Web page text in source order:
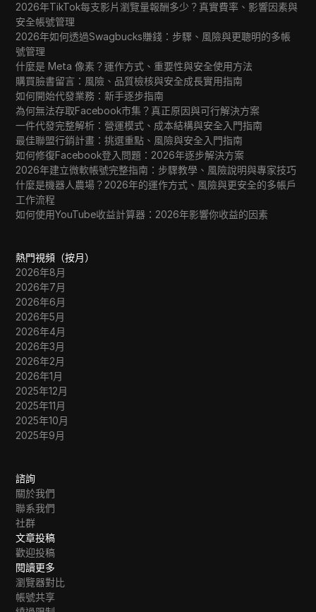
Wish
Yahoo Gemini
YouTube
YouTube Premium
Zalando
Zelle
2026年TikTok每支影片瀏覽量報酬多少？真實費率、影響因素與
安全帳號管理
2026年如何透過Swagbucks賺錢：步驟、風險與更聰明的多帳
號管理
什麼是 Meta 像素？運作方式、重要性與安全使用方法
購買臉書留言：風險、品質檢核與安全成長實用指南
如何開始代發業務：新手逐步指南
為何無法存取Facebook市集？真正原因與可行解決方案
一件代發完整解析：營運模式、成本結構與安全入門指南
最佳聯盟行銷計畫：挑選重點、風險與安全入門指南
如何修復Facebook登入問題：2026年逐步解決方案
2026年建立微軟帳號完整指南：步驟教學、風險說明與專家技巧
什麼是機器人農場？2026年的運作方式、風險與更安全的多帳戶
工作流程
如何使用YouTube收益計算器：2026年影響你收益的因素
熱門視頻（按月）
2026年8月
2026年7月
2026年6月
2026年5月
2026年4月
2026年3月
2026年2月
2026年1月
2025年12月
2025年11月
2025年10月
2025年9月
諮詢
關於我們
聯系我們
社群
文章投稿
歡迎投稿
閱讀更多
瀏覽器對比
帳號共享